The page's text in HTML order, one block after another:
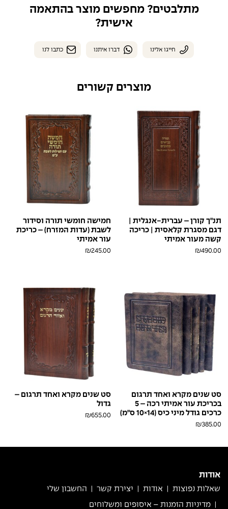
מתלבטים? מחפשים מוצר בהתאמה
אישית?
חייגו אלינו דברו איתנו כתבו לנו
מוצרים קשורים
תנ"ך קורן – עברית-אנגלית |
דגם מסגרת קלאסית | כריכה
קשה מעור אמיתי
₪490.00
חמישה חומשי תורה וסידור
לשבת (עדות המזרח) – כריכת
עור אמיתי
₪245.00
סט שנים מקרא ואחד תרגום
בכריכת עור אמיתי רכה – 5
כרכים גודל מיני כיס (14×10 ס"מ)
₪385.00
פולאפ
סט שנים מקרא ואחד תרגום –
גדול
₪655.00
אודות
שאלות נפוצות אודות יצירת קשר החשבון שלי
מדיניות הזמנות – איסופים ומשלוחים